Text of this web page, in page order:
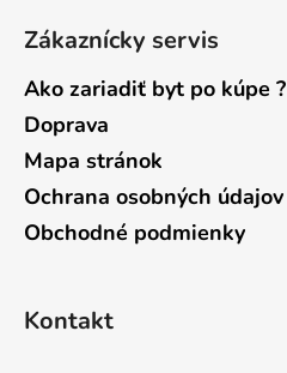
Zákaznícky servis
Ako zariadiť byt po kúpe ?
Doprava
Mapa stránok
Ochrana osobných údajov
Obchodné podmienky
Kontakt